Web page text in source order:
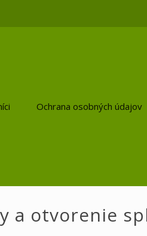
Ochrana osobných údajov
a otvorenie